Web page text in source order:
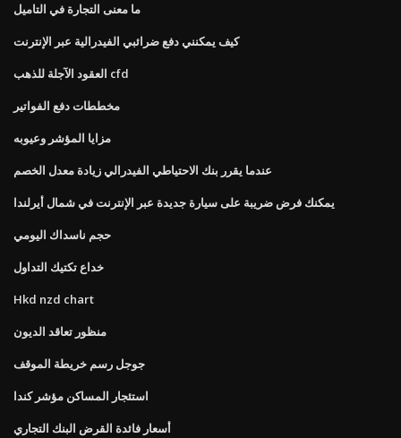
ما معنى التجارة في التاميل
كيف يمكنني دفع ضرائبي الفيدرالية عبر الإنترنت
العقود الآجلة للذهب cfd
مخططات دفع الفواتير
مزايا المؤشر وعيوبه
عندما يقرر بنك الاحتياطي الفيدرالي زيادة معدل الخصم
يمكنك فرض ضريبة على سيارة جديدة عبر الإنترنت في شمال أيرلندا
حجم ناسداك اليومي
خداع تكتيك التداول
Hkd nzd chart
منظور تعاقد الديون
جوجل رسم خريطة الموقف
استئجار المساكن مؤشر كندا
أسعار فائدة القرض البنك التجاري